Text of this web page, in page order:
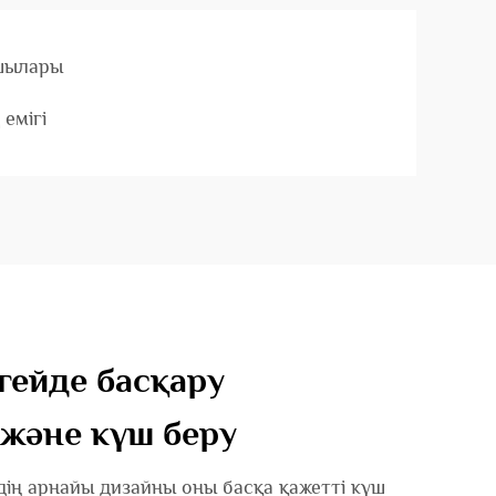
басқару
күш беру
арнайы дизайны оны басқа қажетті күш